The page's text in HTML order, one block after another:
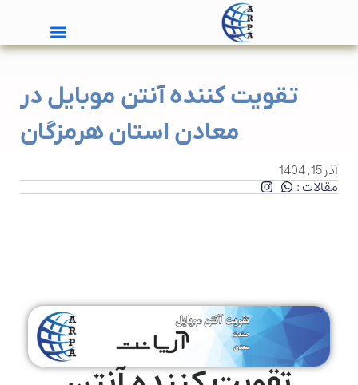
تقویت کننده آنتن موبایل در
معادن استان هرمزگان
آذر 15, 1404
مقالات :